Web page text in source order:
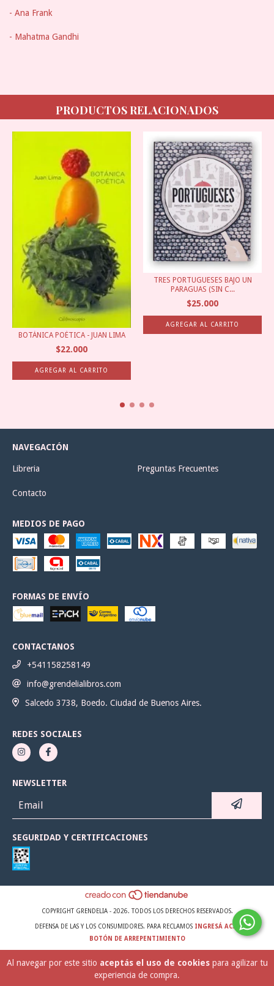
Al navegar por este sitio aceptás el uso de cookiespara agilizar tu
experiencia de compra.
- Ana Frank
- Mahatma Gandhi
PRODUCTOS RELACIONADOS
BOTÁNICA POÉTICA - JUAN LIMA
$22.000
TRES PORTUGUESES BAJO UN
PARAGUAS (SIN C...
$25.000
NAVEGACIÓN
Libreria Preguntas Frecuentes
Contacto
MEDIOS DE PAGO
FORMAS DE ENVÍO
CONTACTANOS
+541158258149
info@grendelialibros.com
Salcedo 3738, Boedo. Ciudad de Buenos Aires.
REDES SOCIALES
NEWSLETTER
SEGURIDAD Y CERTIFICACIONES
COPYRIGHT GRENDELIA - 2026. TODOS LOS DERECHOS RESERVADOS.
DEFENSA DE LAS Y LOS CONSUMIDORES. PARA RECLAMOS INGRESÁ ACÁ.
BOTÓN DE ARREPENTIMIENTO